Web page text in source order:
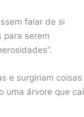
falar de si
para serem
e surgiriam coisas
uma árvore que cai